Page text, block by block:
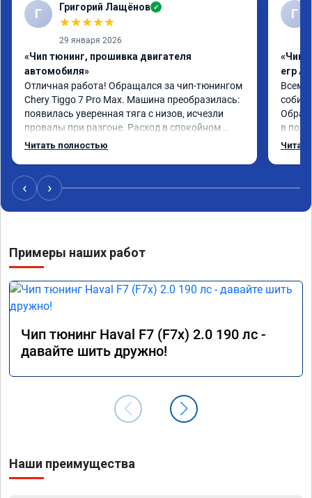
Г Григорий Лащёнов ✓
★★★★★
29 января 2026
«Чип тюнинг, прошивка двигателя
автомобиля»
Отличная работа! Обращался за чип-тюнингом
Chery Tiggo 7 Pro Max. Машина преобразилась:
появилась уверенная тяга с низов, исчезли
провалы при разгоне. Расход в спокойном
режиме даже немного снизился. Все сделали
Читать полностью
Г
«Чип
егр
Всем
в
‹ ›
Примеры наших работ
Чип тюнинг Haval F7 (F7x) 2.0 190 лс -
давайте шить дружно!
Наши преимущества